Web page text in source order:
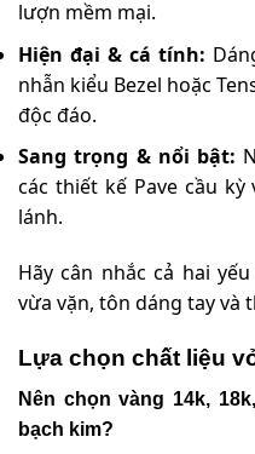
lượn mềm mại.
Hiện đại & cá tính:
nhẫn kiểu Bezel hoặc
độc đáo.
Sang trọng & nổi bật:
các thiết kế Pave cầu
lánh.
Hãy cân nhắc cả hai
vừa vặn, tôn dáng tay và
Lựa chọn chất liệu
Nên chọn vàng 14k,
bạch kim?